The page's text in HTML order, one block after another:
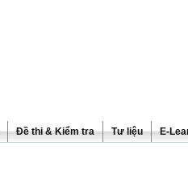
Đề thi & Kiểm tra Tư liệu E-